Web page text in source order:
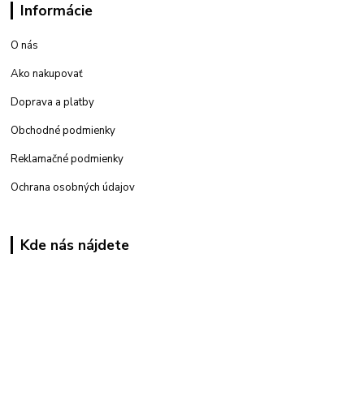
Informácie
O nás
Ako nakupovať
Doprava a platby
Obchodné podmienky
Reklamačné podmienky
Ochrana osobných údajov
Kde nás nájdete